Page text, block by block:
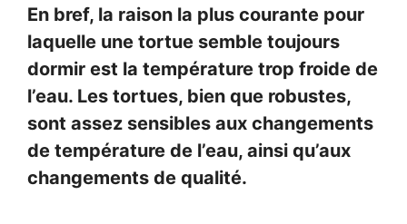
En bref, la raison la plus courante pour
laquelle une tortue semble toujours
dormir est la température trop froide de
l’eau. Les tortues, bien que robustes,
sont assez sensibles aux changements
de température de l’eau, ainsi qu’aux
changements de qualité.